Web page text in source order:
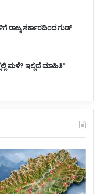
ರಾಜ್ಯ ಸರ್ಕಾರದಿಂದ ಗುಡ್
ಮಳೆ? ಇಲ್ಲಿದೆ ಮಾಹಿತಿ*